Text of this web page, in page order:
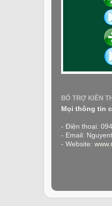
BỔ TRỢ KIẾN
Mọi thông tin
- Điện thoại:
- Email:
- Website: